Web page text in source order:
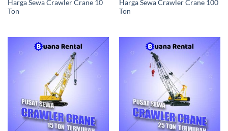
Harga Sewa Crawler Crane 10
Ton
Harga Sewa Crawler Crane 100
Ton